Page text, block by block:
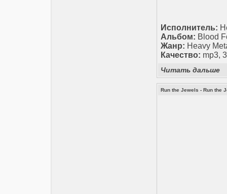
Исполнитель:
Альбом: Blood
Жанр: Heavy
Качество: mp3,
Читать дальше
Run the Jewels - Run the